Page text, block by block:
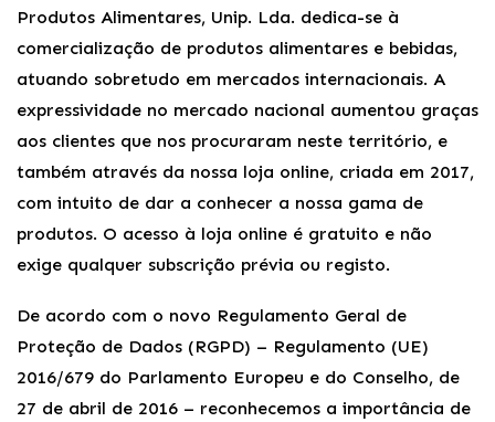
Produtos Alimentares, Unip. Lda. dedica-se à
comercialização de produtos alimentares e bebidas,
atuando sobretudo em mercados internacionais. A
expressividade no mercado nacional aumentou graças
aos clientes que nos procuraram neste território, e
também através da nossa loja online, criada em 2017,
com intuito de dar a conhecer a nossa gama de
produtos. O acesso à loja online é gratuito e não
exige qualquer subscrição prévia ou registo.
De acordo com o novo Regulamento Geral de
Proteção de Dados (RGPD) – Regulamento (UE)
2016/679 do Parlamento Europeu e do Conselho, de
27 de abril de 2016 – reconhecemos a importância de